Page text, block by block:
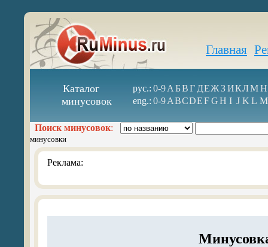
Главная
Каталог
минусовок
рус.: 0-9А БВГ ДЕЖ З ИКЛМН
eng.: 0-9ABCDEFGH I J K L M
Поиск минусовок:
минусовки
Реклама: